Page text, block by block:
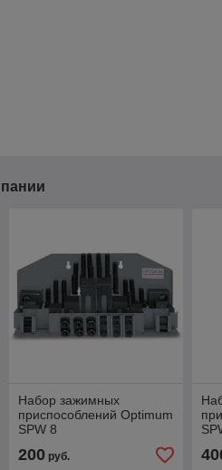
Набор зажимных
приспособлений Optimum
SPW 8
200руб.